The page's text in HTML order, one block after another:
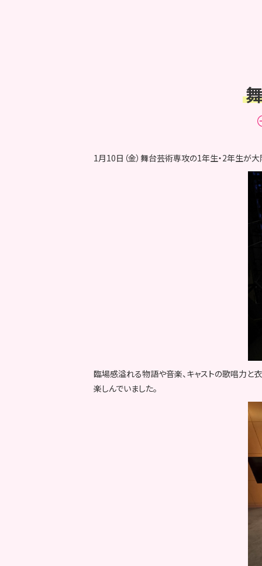
1月10日（金）舞台芸術専攻の1年生・2年生が大
臨場感溢れる物語や音楽、キャストの歌唱力と
楽しんでいました。